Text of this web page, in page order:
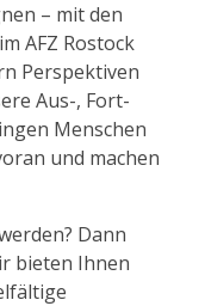
– mit den
AFZ Rostock
Perspektiven
Aus-, Fort-
Menschen
und machen
Dann
bieten Ihnen